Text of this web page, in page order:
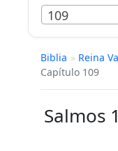
109
Biblia » Reina
Capítulo 109
Salmos